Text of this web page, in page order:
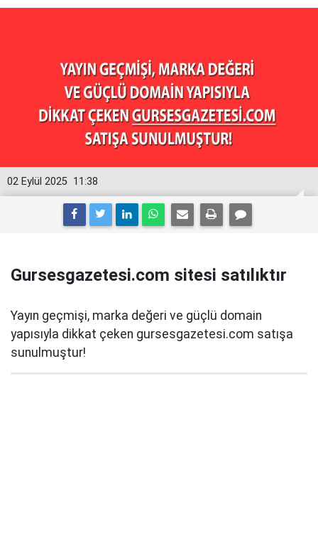
11:38
02 Eylül 2025
Gursesgazetesi.com sitesi satılıktır
Yayın geçmişi, marka değeri ve güçlü domain
yapısıyla dikkat çeken gursesgazetesi.com satışa
sunulmuştur!